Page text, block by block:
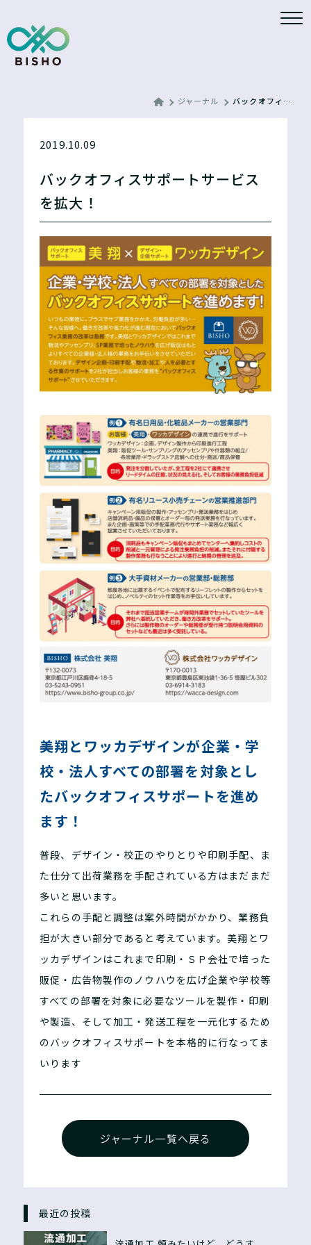
ジャーナル バックオフィスサポートサービスを拡大！
2019.10.09
バックオフィスサポートサービス
を拡大！
美翔とワッカデザインが企業・学
校・法人すべての部署を対象とし
たバックオフィスサポートを進め
ます！
普段、デザイン・校正のやりとりや印刷手配、ま
た仕分て出荷業務を手配されている方はまだまだ
多いと思います。
これらの手配と調整は案外時間がかかり、業務負
担が大きい部分であると考えています。美翔とワ
ッカデザインはこれまで印刷・ＳＰ会社で培った
販促・広告物製作のノウハウを広げ企業や学校等
すべての部署を対象に必要なツールを製作・印刷
や製造、そして加工・発送工程を一元化するため
のバックオフィスサポートを本格的に行なってま
いります
ジャーナル一覧へ戻る
最近の投稿